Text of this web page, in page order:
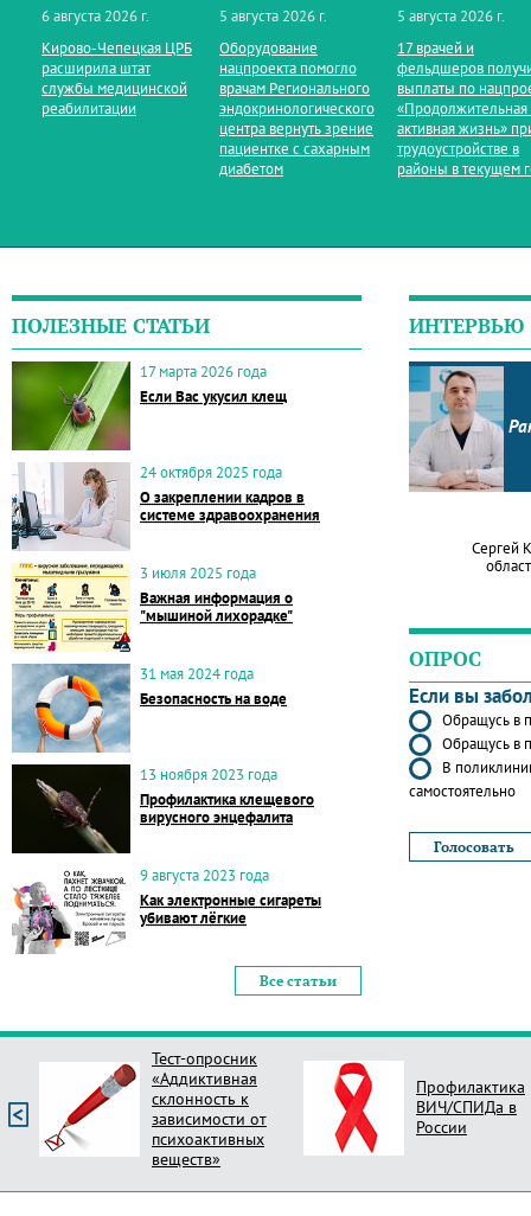
6 августа 2026 г.
Кирово‑Чепецкая ЦРБ
расширила штат
службы медицинской
реабилитации
5 августа 2026 г.
Оборудование
нацпроекта помогло
врачам Регионального
эндокринологического
центра вернуть зрение
пациентке с сахарным
диабетом
5 августа 2026 г.
17 врачей и
фельдшеров
выплаты по
«Продолжительная
активная жизнь»
трудоустройстве в
районы в текущем
ПОЛЕЗНЫЕ СТАТЬИ
17 марта 2026 года
Если Вас укусил клещ
24 октября 2025 года
О закреплении кадров в
системе здравоохранения
3 июля 2025 года
Важная информация о
"мышиной лихорадке"
31 мая 2024 года
Безопасность на воде
13 ноября 2023 года
Профилактика клещевого
вирусного энцефалита
9 августа 2023 года
Как электронные сигареты
убивают лёгкие
Все статьи
ИНТЕРВЬЮ
Сергей
ОПРОС
Если вы
Обращусь в
Обращусь в
В
самостоятельно
Тест-опросник
«Аддиктивная
склонность к
зависимости от
психоактивных
веществ»
Профилактика
ВИЧ/СПИДа в
России